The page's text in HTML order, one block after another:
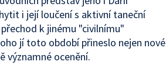
i její loučení s aktivní taneční
k jinému "civilnímu"
jí toto období přineslo nejen nové
významné ocenění.